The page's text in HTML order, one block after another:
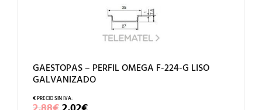
GAESTOPAS – PERFIL OMEGA F-224-G LISO
GALVANIZADO